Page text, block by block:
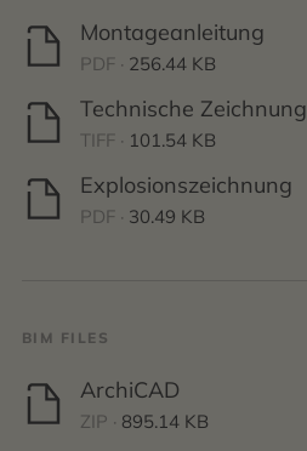
Montageanleitung
PDF · 256.44 KB
Technische Zeichnung
TIFF · 101.54 KB
Explosionszeichnung
PDF · 30.49 KB
BIM FILES
ArchiCAD
ZIP · 895.14 KB